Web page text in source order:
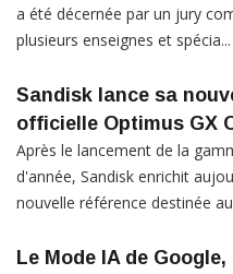
a été décernée par un jury
plusieurs enseignes et spécia...
Sandisk lance sa
officielle Optimus GX
Après le lancement de la
d'année, Sandisk enrichit
nouvelle référence destinée
Le Mode IA de